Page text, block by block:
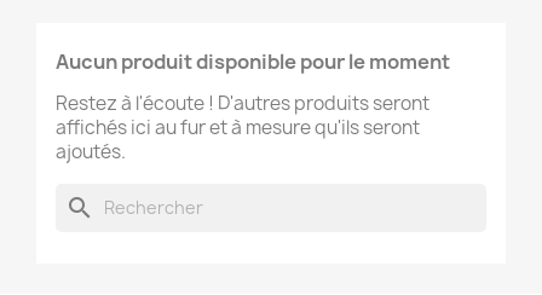
Aucun produit disponible pour le moment
Restez à l'écoute ! D'autres produits seront
affichés ici au fur et à mesure qu'ils seront
ajoutés.
search